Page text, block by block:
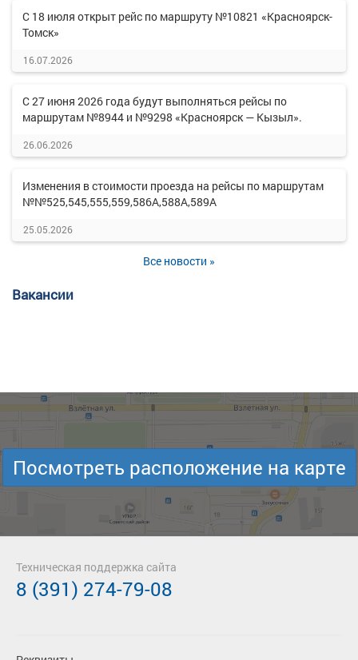
С 18 июля открыт рейс по маршруту №10821 «Красноярск-
Томск»
16.07.2026
С 27 июня 2026 года будут выполняться рейсы по
маршрутам №8944 и №9298 «Красноярск — Кызыл».
26.06.2026
Изменения в стоимости проезда на рейсы по маршрутам
№№525,545,555,559,586А,588А,589А
25.05.2026
Все новости »
Вакансии
Посмотреть расположение на карте
Техническая поддержка сайта
8 (391) 274-79-08